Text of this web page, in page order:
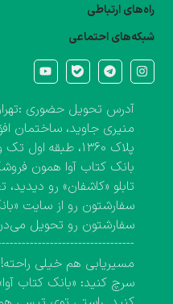
راه‌های ارتباطی
شبکه‌های احتماعی
آدرس تحویل حضوری
منیری جاوید، ساختمان
پلاک ۱۳۶۰، طبقه اول تک واحد مشخص( کتاب‌فروشی کاشفان)
بانک کتاب آوا همون
تابلو «کاشفان» رو
سفارشتون رو از سایت
سفارشتون رو تحویل
مسیریابی هم خیلی
سرچ کنید: «بانک کتاب